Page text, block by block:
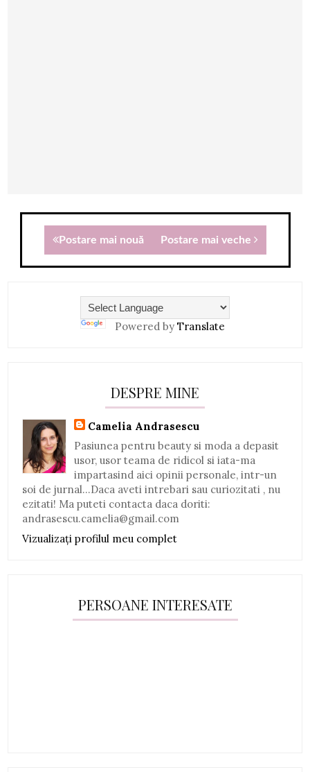
Postare mai nouă Postare mai veche
Powered by Translate
DESPRE MINE
Camelia Andrasescu
Pasiunea pentru beauty si moda a depasit
usor, usor teama de ridicol si iata-ma
impartasind aici opinii personale, intr-un
soi de jurnal...Daca aveti intrebari sau curiozitati , nu
ezitati! Ma puteti contacta daca doriti:
andrasescu.camelia@gmail.com
Vizualizați profilul meu complet
PERSOANE INTERESATE